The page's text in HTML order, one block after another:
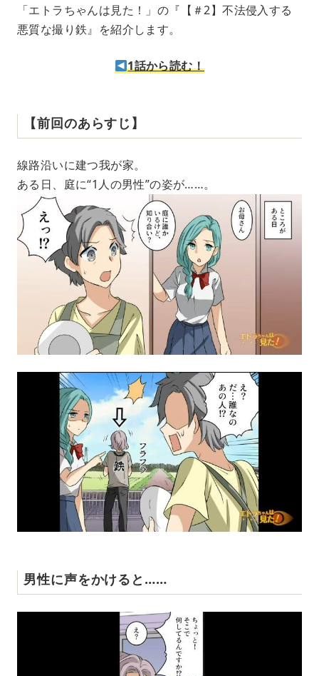
「エトラちゃんは見た！」の『【＃2】不法侵入する
悪質な撮り鉄』を紹介します。
1話から読む！
【前回のあらすじ】
線路沿いに建つ我が家。
ある日、庭に“1人の男性”の姿が……。
男性に声をかけると……